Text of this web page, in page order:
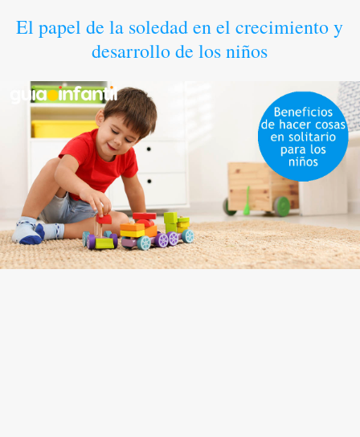
El papel de la soledad en el crecimiento y
desarrollo de los niños